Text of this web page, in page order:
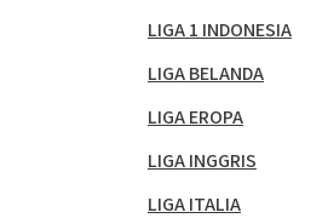
LIGA 1 INDONESIA
LIGA BELANDA
LIGA EROPA
LIGA INGGRIS
LIGA ITALIA